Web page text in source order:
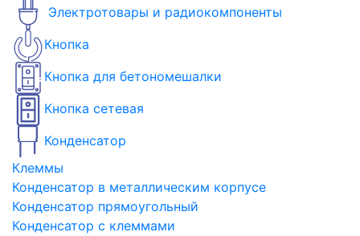
Электротовары и радиокомпоненты
Кнопка
Кнопка для бетономешалки
Кнопка сетевая
Конденсатор
Клеммы
Конденсатор в металлическим корпусе
Конденсатор прямоугольный
Конденсатор с клеммами